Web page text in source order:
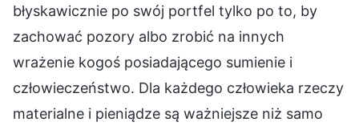
błyskawicznie po swój portfel tylko po to, by
zachować pozory albo zrobić na innych
wrażenie kogoś posiadającego sumienie i
człowieczeństwo. Dla każdego człowieka rzeczy
materialne i pieniądze są ważniejsze niż samo